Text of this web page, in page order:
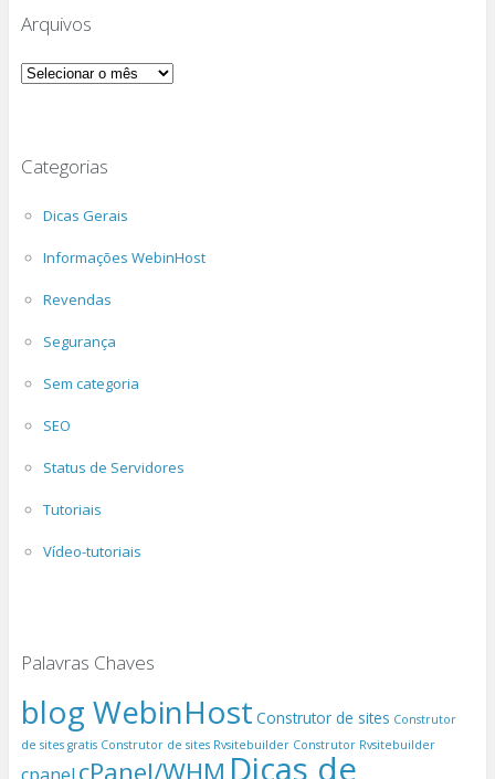
Arquivos
Arquivos
Categorias
Dicas Gerais
Informações WebinHost
Revendas
Segurança
Sem categoria
SEO
Status de Servidores
Tutoriais
Vídeo-tutoriais
Palavras Chaves
blog WebinHost Construtor de sites Construtor
de sites gratis Construtor de sites Rvsitebuilder Construtor Rvsitebuilder
cPanel/WHM Dicas de